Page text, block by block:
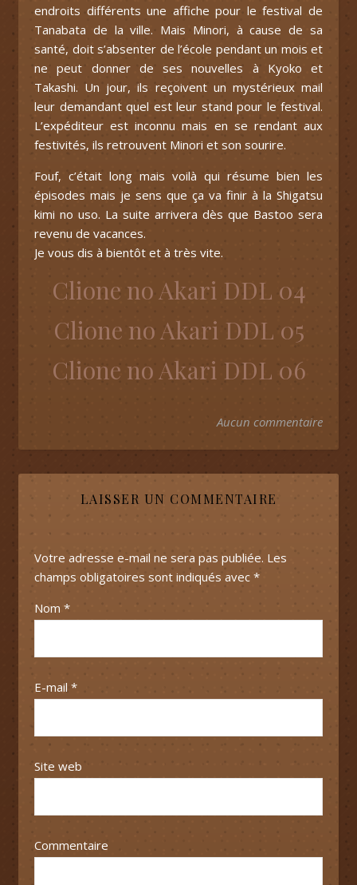
endroits différents une affiche pour le festival de
Tanabata de la ville. Mais Minori, à cause de sa
santé, doit s’absenter de l’école pendant un mois et
ne peut donner de ses nouvelles à Kyoko et
Takashi. Un jour, ils reçoivent un mystérieux mail
leur demandant quel est leur stand pour le festival.
L’expéditeur est inconnu mais en se rendant aux
festivités, ils retrouvent Minori et son sourire.
Fouf, c’était long mais voilà qui résume bien les
épisodes mais je sens que ça va finir à la Shigatsu
kimi no uso. La suite arrivera dès que Bastoo sera
revenu de vacances.
Je vous dis à bientôt et à très vite.
Clione no Akari DDL 04
Clione no Akari DDL 05
Clione no Akari DDL 06
Aucun commentaire
LAISSER UN COMMENTAIRE
Votre adresse e-mail ne sera pas publiée. Les
champs obligatoires sont indiqués avec *
Nom *
E-mail *
Site web
Commentaire